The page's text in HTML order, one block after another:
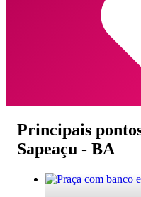
Principais
Sapeaçu - BA